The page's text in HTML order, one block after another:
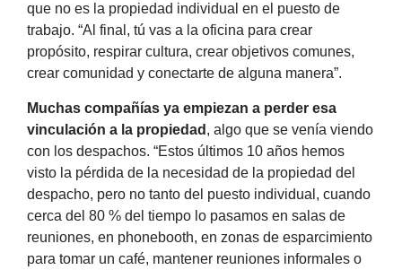
que no es la propiedad individual en el puesto de
trabajo. “Al final, tú vas a la oficina para crear
propósito, respirar cultura, crear objetivos comunes,
crear comunidad y conectarte de alguna manera”.
Muchas compañías ya empiezan a perder esa
vinculación a la propiedad , algo que se venía viendo
con los despachos. “Estos últimos 10 años hemos
visto la pérdida de la necesidad de la propiedad del
despacho, pero no tanto del puesto individual, cuando
cerca del 80 % del tiempo lo pasamos en salas de
reuniones, en phonebooth, en zonas de esparcimiento
para tomar un café, mantener reuniones informales o